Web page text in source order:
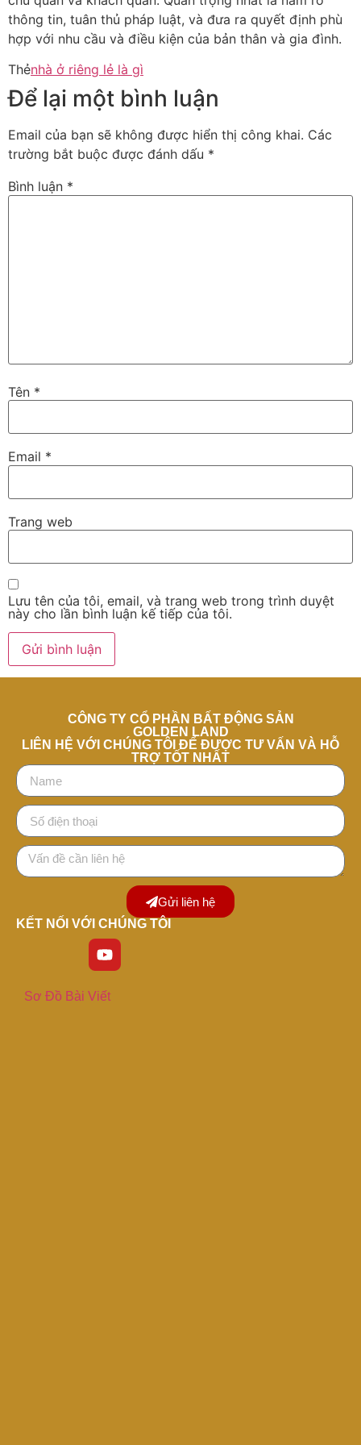
thông tin, tuân thủ pháp luật, và đưa ra quyết định phù
hợp với nhu cầu và điều kiện của bản thân và gia đình.
Thẻnhà ở riêng lẻ là gì
Để lại một bình luận
Email của bạn sẽ không được hiển thị công khai. Các
trường bắt buộc được đánh dấu *
Bình luận *
Tên *
Email *
Trang web
Lưu tên của tôi, email, và trang web trong trình duyệt
này cho lần bình luận kế tiếp của tôi.
CÔNG TY CỔ PHẦN BẤT ĐỘNG SẢN
GOLDEN LAND
LIÊN HỆ VỚI CHÚNG TÔI ĐỂ ĐƯỢC TƯ VẤN VÀ HỖ
TRỢ TỐT NHẤT
Gửi liên hệ
KẾT NỐI VỚI CHÚNG TÔI
Sơ Đồ Bài Viết